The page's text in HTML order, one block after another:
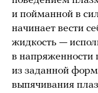
и пойманной в
начинает вести
жидкость —
в напряженности
из заданной
выпячивания